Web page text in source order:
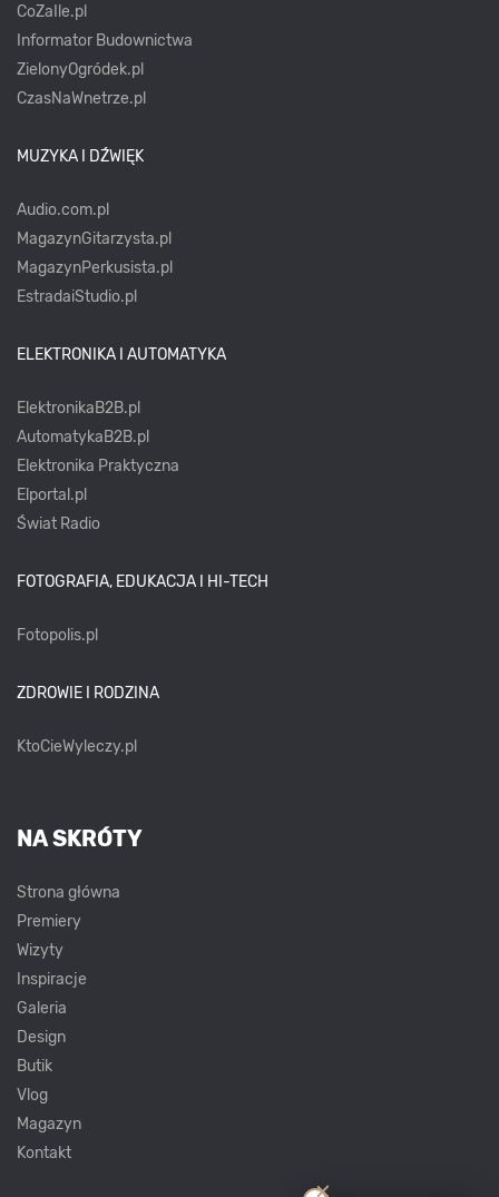
CoZaIle.pl
Informator Budownictwa
ZielonyOgródek.pl
CzasNaWnetrze.pl
MUZYKA I DŹWIĘK
Audio.com.pl
MagazynGitarzysta.pl
MagazynPerkusista.pl
EstradaiStudio.pl
ELEKTRONIKA I AUTOMATYKA
ElektronikaB2B.pl
AutomatykaB2B.pl
Elektronika Praktyczna
Elportal.pl
Świat Radio
FOTOGRAFIA, EDUKACJA I HI-TECH
Fotopolis.pl
ZDROWIE I RODZINA
KtoCieWyleczy.pl
NA SKRÓTY
Strona główna
Premiery
Wizyty
Inspiracje
Galeria
Design
Butik
Vlog
Magazyn
Kontakt